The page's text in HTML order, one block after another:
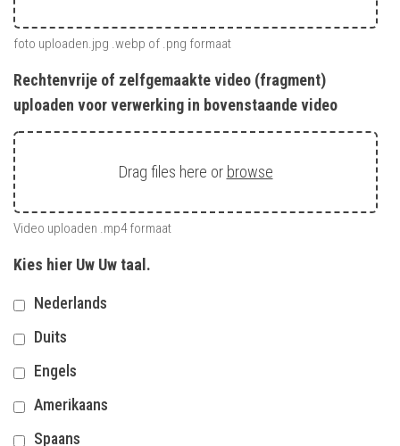
foto uploaden.jpg .webp of .png formaat
Rechtenvrije of zelfgemaakte video (fragment)
uploaden voor verwerking in bovenstaande video
Drag files here or browse
Video uploaden .mp4 formaat
Kies hier Uw Uw taal.
Nederlands
Duits
Engels
Amerikaans
Spaans